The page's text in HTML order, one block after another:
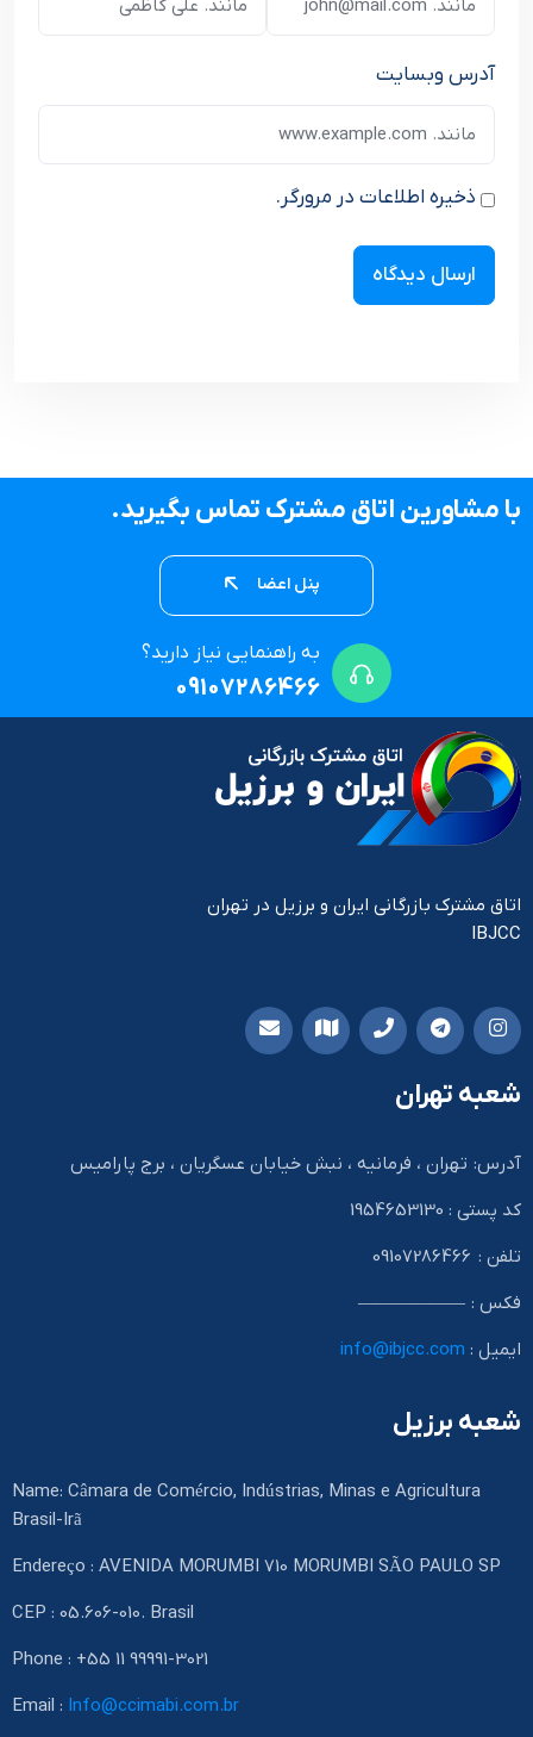
آدرس وبسایت
ذخیره اطلاعات در مرورگر.
با مشاورین اتاق مشترک تماس بگیرید.
پنل اعضا
به راهنمایی نیاز دارید؟
09107286466
اتاق مشترک بازرگانی ایران و برزیل در تهران
IBJCC
شعبه تهران
آدرس: تهران ، فرمانیه ، نبش خیابان عسگریان ، برج پارامیس
کد پستی : 1954653130
تلفن : 09107286466
فکس : ——————
ایمیل : info@ibjcc.com
شعبه برزیل
Name: Câmara de Comércio, Indústrias, Minas e Agricultura
Brasil-Irã
Endereço : AVENIDA MORUMBI 710 MORUMBI SÃO PAULO SP
CEP : 05.606-010. Brasil
Phone : +55 11 99991-3021
Email : Info@ccimabi.com.br